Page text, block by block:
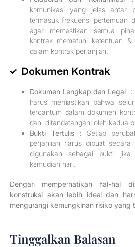
komunikasi yang jelas antar
termasuk frekuensi pertemuan
agar memastikan semua
kontrak mematuhi ketentuan
dalam kontrak perjanjian.
Dokumen Kontrak
Dokumen Lengkap dan Legal:
harus memastikan bahwa
tercantum dalam dokumen
dan ditandatangani oleh kedua
Bukti Tertulis : Setiap
perjanjian harus dibuat secara
digunakan sebagai bukti
kemudian hari.
Dengan memperhatikan hal-hal
konstruksi akan lebih ideal dan
mengurangi kemungkinan risiko yang
Tinggalkan Balasan